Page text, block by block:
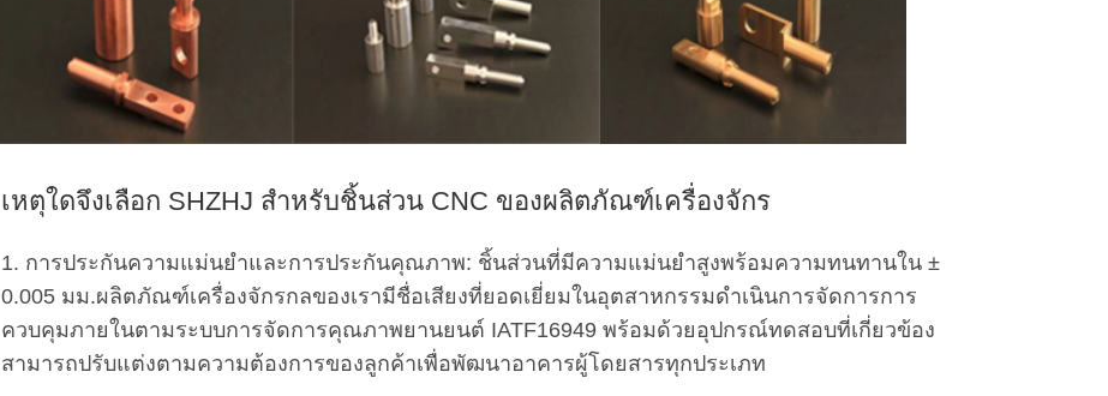
เหตุใดจึงเลือก SHZHJ สำหรับชิ้นส่วน CNC ของผลิตภัณฑ์เครื่องจักร
1. การประกันความแม่นยำและการประกันคุณภาพ: ชิ้นส่วนที่มีความแม่นยำสูงพร้อมความทนทานใน ±
0.005 มม.ผลิตภัณฑ์เครื่องจักรกลของเรามีชื่อเสียงที่ยอดเยี่ยมในอุตสาหกรรมดำเนินการจัดการการ
ควบคุมภายในตามระบบการจัดการคุณภาพยานยนต์ IATF16949 พร้อมด้วยอุปกรณ์ทดสอบที่เกี่ยวข้อง
สามารถปรับแต่งตามความต้องการของลูกค้าเพื่อพัฒนาอาคารผู้โดยสารทุกประเภท